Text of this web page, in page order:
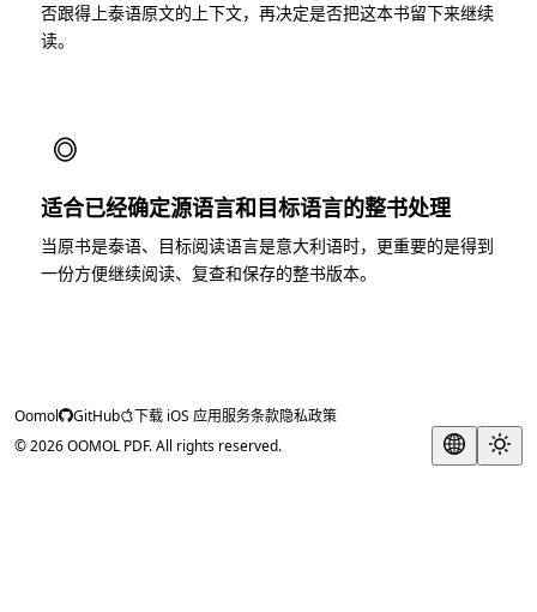
否跟得上泰语原文的上下文，再决定是否把这本书留下来继续
读。
◎
适合已经确定源语言和目标语言的整书处理
当原书是泰语、目标阅读语言是意大利语时，更重要的是得到
一份方便继续阅读、复查和保存的整书版本。
Oomol GitHub 下载 iOS 应用服务条款隐私政策
© 2026 OOMOL PDF. All rights reserved.